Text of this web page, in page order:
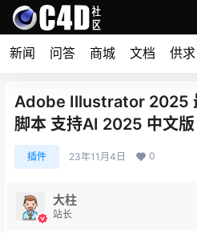
新闻 问答 商城 文档 供求
Adobe Illustrator 2025
脚本 支持AI 2025 中文版
插件 23年11月4日 0
大柱
站长